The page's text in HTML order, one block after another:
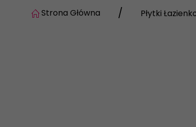
Strona Główna Płytki